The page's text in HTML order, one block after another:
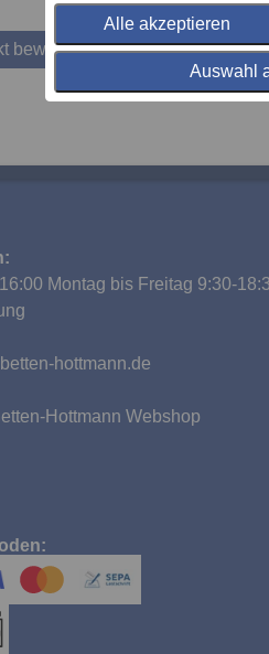
Alle akzeptieren
Auswahl
bewerten
Montag bis Freitag 9:30-
hottmann.de
Hottmann Webshop